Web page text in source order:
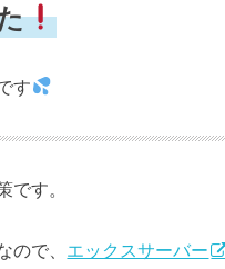
す
です。
ので、 エックスサーバー